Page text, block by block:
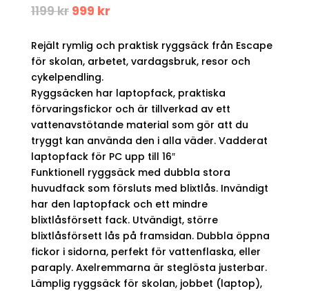
1199kr Det
var:
1199 kr.
999 krDet
är:
999 kr.
Rejält rymlig och praktisk ryggsäck från Escape
för skolan, arbetet, vardagsbruk, resor och
cykelpendling.
Ryggsäcken har laptopfack, praktiska
förvaringsfickor och är tillverkad av ett
vattenavstötande material som gör att du
tryggt kan använda den i alla väder. Vadderat
laptopfack för PC upp till 16″
Funktionell ryggsäck med dubbla stora
huvudfack som försluts med blixtlås. Invändigt
har den laptopfack och ett mindre
blixtlåsförsett fack. Utvändigt, större
blixtlåsförsett lås på framsidan. Dubbla öppna
fickor i sidorna, perfekt för vattenflaska, eller
paraply. Axelremmarna är steglösta justerbar.
Lämplig ryggsäck för skolan, jobbet (laptop),